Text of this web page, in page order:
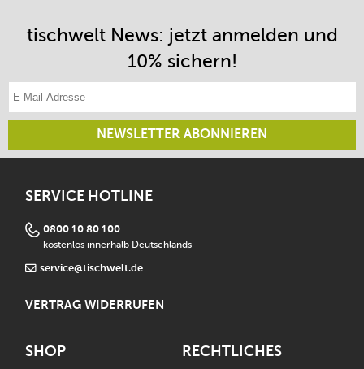
tischwelt News: jetzt anmelden und
10% sichern!
NEWSLETTER ABONNIEREN
SERVICE HOTLINE
0800 10 80 100
kostenlos innerhalb Deutschlands
service@tischwelt.de
VERTRAG WIDERRUFEN
SHOP RECHTLICHES